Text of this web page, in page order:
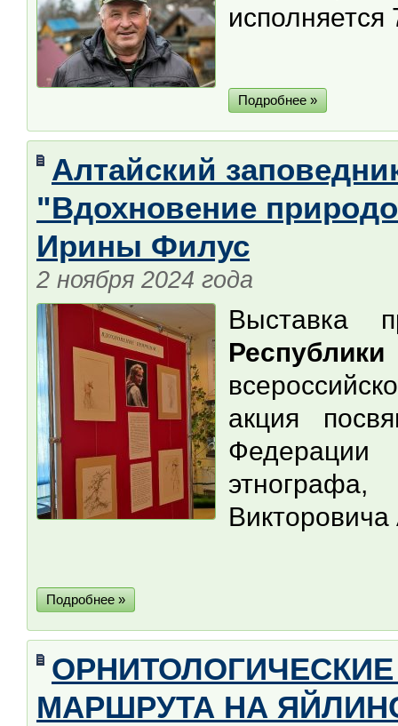
Подробнее »
Алтайский
"Вдохновение
Ирины Филус
2 ноября 2024 года
Выставка
акция
Подробнее »
МАРШРУТА НА